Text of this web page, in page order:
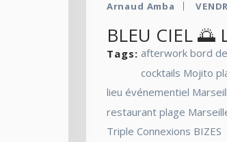
Arnaud Amba
BLEU CIEL
Tags: afterwork bord
cocktails Mojito
lieu événementiel
restaurant plage
Triple Connexions BIZES